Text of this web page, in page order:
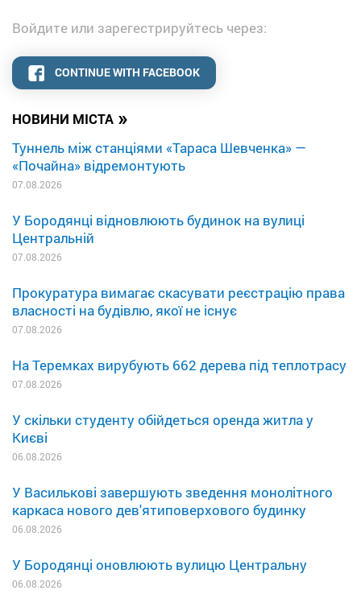
НОВИНИ МІСТА »
Туннель між станціями «Тараса Шевченка» —
«Почайна» відремонтують
07.08.2026
У Бородянці відновлюють будинок на вулиці
Центральній
07.08.2026
Прокуратура вимагає скасувати реєстрацію права
власності на будівлю, якої не існує
07.08.2026
На Теремках вирубують 662 дерева під теплотрасу
07.08.2026
У скільки студенту обійдеться оренда житла у
Києві
06.08.2026
У Василькові завершують зведення монолітного
каркаса нового дев'ятиповерхового будинку
06.08.2026
У Бородянці оновлюють вулицю Центральну
06.08.2026
Войдите или зарегестрируйтесь через:
CONTINUE WITH FACEBOOK